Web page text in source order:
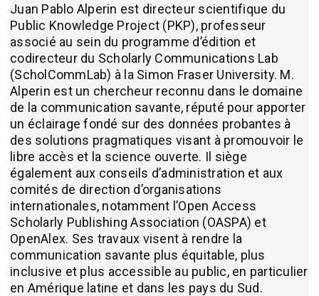
Juan Pablo Alperin est directeur scientifique du
Public Knowledge Project (PKP), professeur
associé au sein du programme d’édition et
codirecteur du Scholarly Communications Lab
(ScholCommLab) à la Simon Fraser University. M.
Alperin est un chercheur reconnu dans le domaine
de la communication savante, réputé pour apporter
un éclairage fondé sur des données probantes à
des solutions pragmatiques visant à promouvoir le
libre accès et la science ouverte. Il siège
également aux conseils d’administration et aux
comités de direction d’organisations
internationales, notamment l’Open Access
Scholarly Publishing Association (OASPA) et
OpenAlex. Ses travaux visent à rendre la
communication savante plus équitable, plus
inclusive et plus accessible au public, en particulier
en Amérique latine et dans les pays du Sud.